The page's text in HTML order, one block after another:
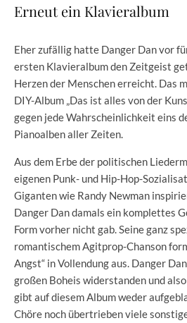
Erneut ein Klavieralbum
Eher zufällig hatte Danger Dan vor
ersten Klavieralbum den Zeitgeist
Herzen der Menschen erreicht. Das
DIY-Album „Das ist alles von der
gegen jede Wahrscheinlichkeit eins
Pianoalben aller Zeiten.
Aus dem Erbe der politischen
eigenen Punk- und Hip-Hop-
Giganten wie Randy Newman
Danger Dan damals ein komplettes
Form vorher nicht gab. Seine ganz
romantischem Agitprop-Chanson
Angst“ in Vollendung aus. Danger
großen Boheis widerstanden und
gibt auf diesem Album weder
Chöre noch übertrieben viele